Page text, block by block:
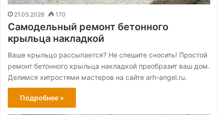
21.05.2026 170
Самодельный ремонт бетонного
крыльца накладкой
Ваше крыльцо рассыпается? Не спешите сносить! Простой
ремонт бетонного крыльца накладкой преобразит ваш дом.
Делимся хитростями мастеров на сайте arh-angel.ru.
Подробнее »